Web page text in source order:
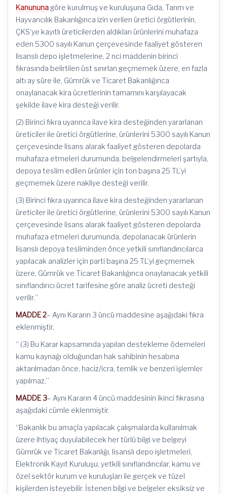
Kanununa göre kurulmuş ve kuruluşuna Gıda, Tarım ve
Hayvancılık Bakanlığınca izin verilen üretici örgütlerinin,
ÇKS’ye kayıtlı üreticilerden aldıkları ürünlerini muhafaza
eden 5300 sayılı Kanun çerçevesinde faaliyet gösteren
lisanslı depo işletmelerine, 2 nci maddenin birinci
fıkrasında belirtilen üst sınırlan geçmemek üzere, en fazla
altı ay süre ile, Gümrük ve Ticaret Bakanlığınca
onaylanacak kira ücretlerinin tamamını karşılayacak
şekilde ilave kira desteği verilir.
(2) Birinci fıkra uyarınca ilave kira desteğinden yararlanan
üreticiler ile üretici örgütlerine, ürünlerini 5300 sayılı Kanun
çerçevesinde lisans alarak faaliyet gösteren depolarda
muhafaza etmeleri durumunda, belgelendirmeleri şartıyla,
depoya teslim edilen ürünler için ton başına 25 TL’yi
geçmemek üzere nakliye desteği verilir.
(3) Birinci fıkra uyarınca ilave kira desteğinden yararlanan
üreticiler ile üretici örgütlerine, ürünlerini 5300 sayılı Kanun
çerçevesinde lisans alarak faaliyet gösteren depolarda
muhafaza etmeleri durumunda, depolanacak ürünlerin
lisanslı depoya tesliminden önce yetkili sınıflandırıcılarca
yapılacak analizler için parti başına 25 TL’yi geçmemek
üzere, Gümrük ve Ticaret Bakanlığınca onaylanacak yetkili
sınıflandırıcı ücret tarifesine göre analiz ücreti desteği
verilir.”
MADDE 2– Aynı Kararın 3 üncü maddesine aşağıdaki fıkra
eklenmiştir,
“ (3) Bu Karar kapsamında yapılan destekleme ödemeleri
kamu kaynağı olduğundan hak sahibinin hesabına
aktarılmadan önce, haciz/icra, temlik ve benzeri işlemler
yapılmaz,”
MADDE 3– Aynı Kararın 4 üncü maddesinin ikinci fıkrasına
aşağıdaki cümle eklenmiştir.
“Bakanlık bu amaçla yapılacak çalışmalarda kullanılmak
üzere ihtiyaç duyulabilecek her türlü bilgi ve belgeyi
Gümrük ve Ticaret Bakanlığı, lisanslı depo işletmeleri,
Elektronik Kayıt Kuruluşu, yetkili sınıflandırıcılar, kamu ve
özel sektör kurum ve kuruluşları ile gerçek ve tüzel
kişilerden isteyebilir. İstenen bilgi ve belgeler eksiksiz ve